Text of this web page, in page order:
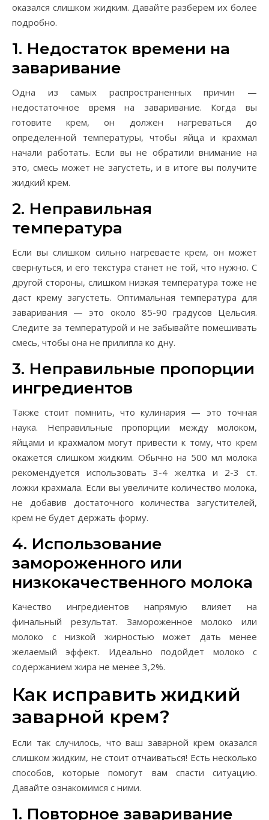
оказался слишком жидким. Давайте разберем их более
подробно.
1. Недостаток времени на
заваривание
Одна из самых распространенных причин —
недостаточное время на заваривание. Когда вы
готовите крем, он должен нагреваться до
определенной температуры, чтобы яйца и крахмал
начали работать. Если вы не обратили внимание на
это, смесь может не загустеть, и в итоге вы получите
жидкий крем.
2. Неправильная
температура
Если вы слишком сильно нагреваете крем, он может
свернуться, и его текстура станет не той, что нужно. С
другой стороны, слишком низкая температура тоже не
даст крему загустеть. Оптимальная температура для
заваривания — это около 85-90 градусов Цельсия.
Следите за температурой и не забывайте помешивать
смесь, чтобы она не прилипла ко дну.
3. Неправильные пропорции
ингредиентов
Также стоит помнить, что кулинария — это точная
наука. Неправильные пропорции между молоком,
яйцами и крахмалом могут привести к тому, что крем
окажется слишком жидким. Обычно на 500 мл молока
рекомендуется использовать 3-4 желтка и 2-3 ст.
ложки крахмала. Если вы увеличите количество молока,
не добавив достаточного количества загустителей,
крем не будет держать форму.
4. Использование
замороженного или
низкокачественного молока
Качество ингредиентов напрямую влияет на
финальный результат. Замороженное молоко или
молоко с низкой жирностью может дать менее
желаемый эффект. Идеально подойдет молоко с
содержанием жира не менее 3,2%.
Как исправить жидкий
заварной крем?
Если так случилось, что ваш заварной крем оказался
слишком жидким, не стоит отчаиваться! Есть несколько
способов, которые помогут вам спасти ситуацию.
Давайте ознакомимся с ними.
1. Повторное заваривание